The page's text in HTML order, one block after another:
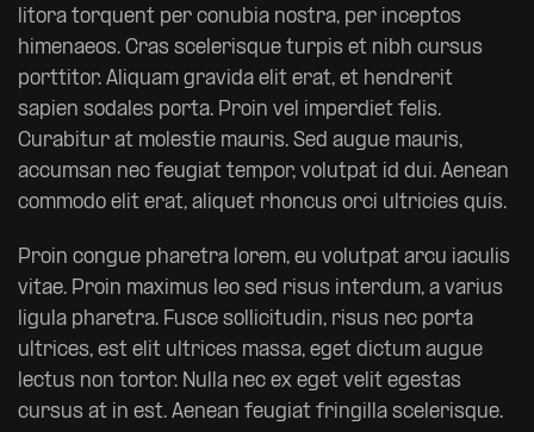
litora torquent per conubia nostra, per inceptos
himenaeos. Cras scelerisque turpis et nibh cursus
porttitor. Aliquam gravida elit erat, et hendrerit
sapien sodales porta. Proin vel imperdiet felis.
Curabitur at molestie mauris. Sed augue mauris,
accumsan nec feugiat tempor, volutpat id dui. Aenean
commodo elit erat, aliquet rhoncus orci ultricies quis.
Proin congue pharetra lorem, eu volutpat arcu iaculis
vitae. Proin maximus leo sed risus interdum, a varius
ligula pharetra. Fusce sollicitudin, risus nec porta
ultrices, est elit ultrices massa, eget dictum augue
lectus non tortor. Nulla nec ex eget velit egestas
cursus at in est. Aenean feugiat fringilla scelerisque.